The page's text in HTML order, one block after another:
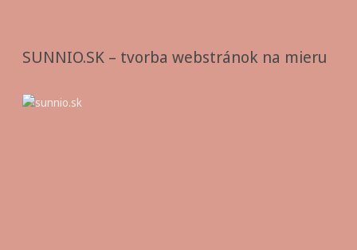
SUNNIO.SK – tvorba webstránok na mieru